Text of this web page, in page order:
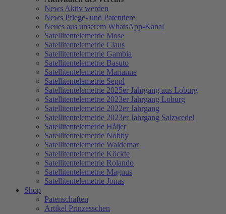
News Aktiv werden
News Pflege- und Patentiere
Neues aus unserem WhatsApp-Kanal
Satellitentelemetrie Mose
Satellitentelemetrie Claus
Satellitentelemetrie Gambia
Satellitentelemetrie Basuto
Satellitentelemetrie Marianne
Satellitentelemetrie Seppl
Satellitentelemetrie 2025er Jahrgang aus Loburg
Satellitentelemetrie 2023er Jahrgang Loburg
Satellitentelemetrie 2022er Jahrgang
Satellitentelemetrie 2023er Jahrgang Salzwedel
Satellitentelemetrie Håljer
Satellitentelemetrie Nobby
Satellitentelemetrie Waldemar
Satellitentelemetrie Köckte
Satellitentelemetrie Rolando
Satellitentelemetrie Magnus
Satellitentelemetrie Jonas
Shop
Patenschaften
Artikel Prinzesschen